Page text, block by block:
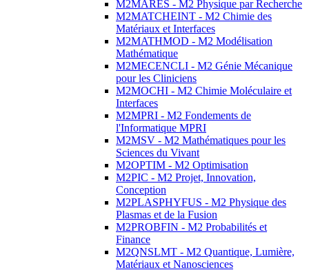
M2MARES - M2 Physique par Recherche
M2MATCHEINT - M2 Chimie des
Matériaux et Interfaces
M2MATHMOD - M2 Modélisation
Mathématique
M2MECENCLI - M2 Génie Mécanique
pour les Cliniciens
M2MOCHI - M2 Chimie Moléculaire et
Interfaces
M2MPRI - M2 Fondements de
l'Informatique MPRI
M2MSV - M2 Mathématiques pour les
Sciences du Vivant
M2OPTIM - M2 Optimisation
M2PIC - M2 Projet, Innovation,
Conception
M2PLASPHYFUS - M2 Physique des
Plasmas et de la Fusion
M2PROBFIN - M2 Probabilités et
Finance
M2QNSLMT - M2 Quantique, Lumière,
Matériaux et Nanosciences